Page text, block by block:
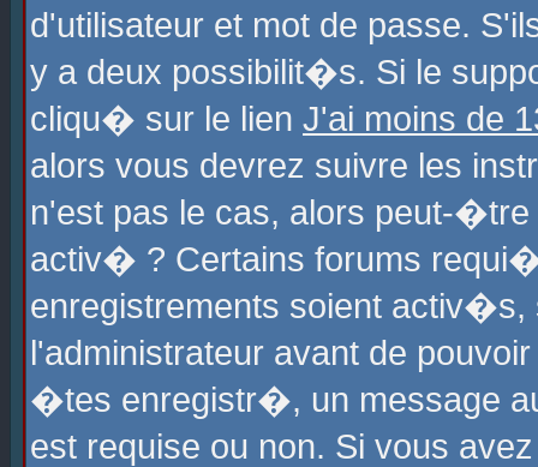
d'utilisateur et mot de passe.
y a deux possibilit�s. Si le
cliqu� sur le lien J'ai moins de
alors vous devrez suivre les
n'est pas le cas, alors peut-
activ� ? Certains forums
enregistrements soient
l'administrateur avant de
�tes enregistr�, un message
est requise ou non. Si vous